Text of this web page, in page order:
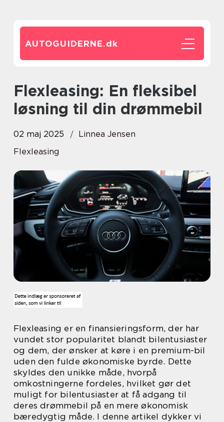
AUTOGUIDERNE.dk
Flexleasing: En fleksibel
løsning til din drømmebil
02 maj 2025
Linnea Jensen
Flexleasing
Flexleasing er en finansieringsform, der har
vundet stor popularitet blandt bilentusiaster
og dem, der ønsker at køre i en premium-bil
uden den fulde økonomiske byrde. Dette
skyldes den unikke måde, hvorpå
omkostningerne fordeles, hvilket gør det
muligt for bilentusiaster at få adgang til
deres drømmebil på en mere økonomisk
bæredygtig måde. I denne artikel dykker vi